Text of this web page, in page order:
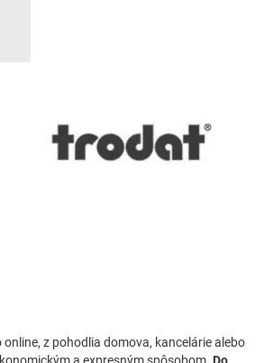
z pohodlia domova, kancelárie alebo